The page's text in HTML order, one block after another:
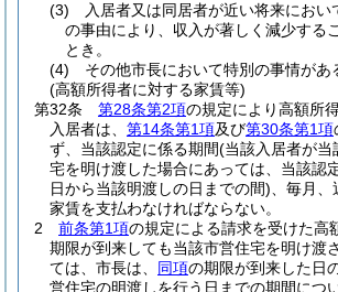
(3)
入居者又は同居者が近い将来におい
の事由により、収入が著しく減少する
とき。
(4)
その他市長において特別の事情があ
(高額所得者に対する家賃等)
第32条
第28条第2項の規定により高額所
入居者は、 第14条第1項及び第30条第1項
ず、当該認定に係る期間(当該入居者が当
宅を明け渡した場合にあっては、当該認
日から当該明渡しの日までの間) 、毎月
家賃を支払わなければならない。
2
前条第1項の規定による請求を受けた高
期限が到来しても当該市営住宅を明け渡
ては、市長は、 同項の期限が到来した日
営住宅の明渡しを行う日までの期間につ